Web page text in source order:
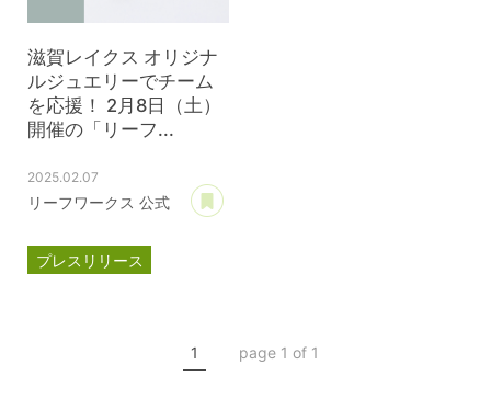
滋賀レイクス オリジナ
ルジュエリーでチーム
を応援！ 2月8日（土）
開催の「リーフ...
2025.02.07
リーフワークス 公式
プレスリリース
1 page 1 of 1